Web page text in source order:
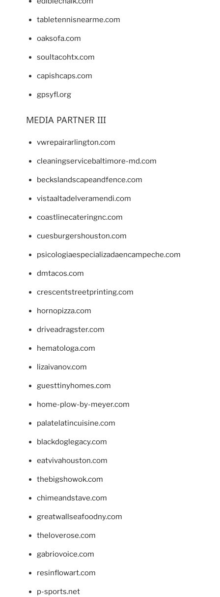
tabletennisnearme.com
oaksofa.com
soultacohtx.com
capishcaps.com
gpsyfl.org
MEDIA PARTNER III
vwrepairarlington.com
cleaningservicebaltimore-md.com
beckslandscapeandfence.com
vistaaltadelveramendi.com
coastlinecateringnc.com
cuesburgershouston.com
psicologiaespecializadaencampeche.com
dmtacos.com
crescentstreetprinting.com
hornopizza.com
driveadragster.com
hematologa.com
lizaivanov.com
guesttinyhomes.com
home-plow-by-meyer.com
palatelatincuisine.com
blackdoglegacy.com
eatvivahouston.com
thebigshowok.com
chimeandstave.com
greatwallseafoodny.com
theloverose.com
gabriovoice.com
resinflowart.com
p-sports.net